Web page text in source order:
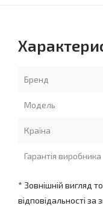
Бренд
Модель
Країна
Гарантія виробника
* Зовнішній вигляд
відповідальності за